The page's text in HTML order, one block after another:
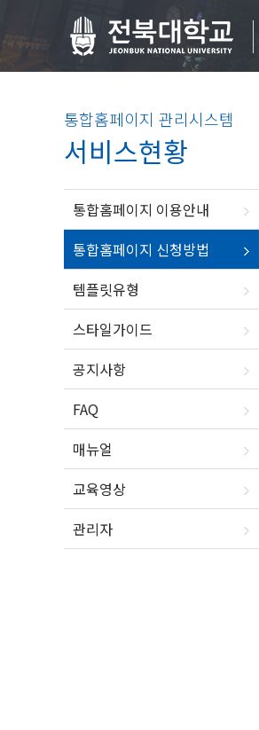
통합홈페이지 관리시스템
서비스현황
통합홈페이지 이용안내
통합홈페이지 신청방법
템플릿유형
스타일가이드
공지사항
FAQ
매뉴얼
교육영상
관리자